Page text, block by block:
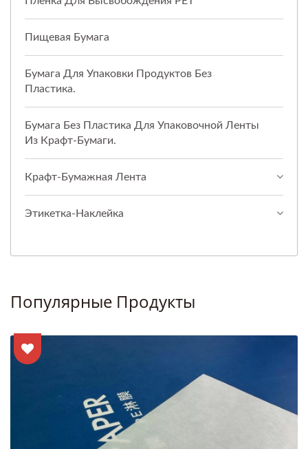
Пищевая Бумага
Бумага Для Упаковки Продуктов Без
Пластика.
Бумага Без Пластика Для Упаковочной Ленты
Из Крафт-Бумаги.
Крафт-Бумажная Лента
Этикетка-Наклейка
Популярные Продукты